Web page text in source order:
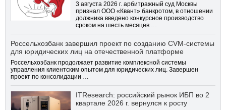
3 августа 2026 г. арбитражный суд Москвы
признал ООО «Квант» банкротом, в отношении
должника введено конкурсное производство
сроком на шесть месяцев …
Россельхозбанк завершил проект по созданию CVM-системы
для юридических лиц на отечественной платформе
Россельхозбанк продолжает развитие комплексной системы
управления клиентским опытом для юридических лиц. Завершен
проект по консолидации …
ITResearch: российский рынок ИБП во 2
квартале 2026 г. вернулся к росту